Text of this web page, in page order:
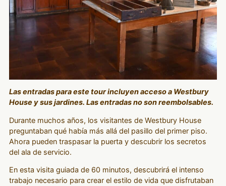
Las entradas para este tour incluyen acceso a Westbury
House y sus jardines. Las entradas no son reembolsables.
Durante muchos años, los visitantes de Westbury House
preguntaban qué había más allá del pasillo del primer piso.
Ahora pueden traspasar la puerta y descubrir los secretos
del ala de servicio.
En esta visita guiada de 60 minutos, descubrirá el intenso
trabajo necesario para crear el estilo de vida que disfrutaban